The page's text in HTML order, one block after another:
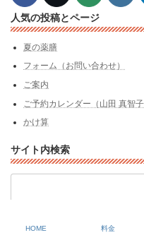
人気の投稿とページ
夏の薬膳
フォーム（お問い合わせ）
ご案内
ご予約カレンダー（山田 真智子
かけ算
サイト内検索
HOME 料金